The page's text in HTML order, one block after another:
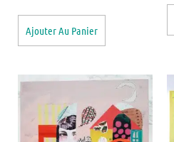
Ajouter Au Panier